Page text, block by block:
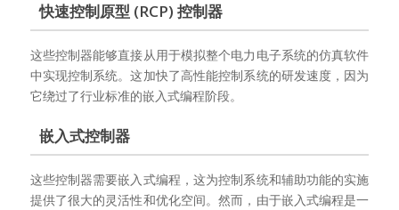
快速控制原型 (RCP) 控制器
这些控制器能够直接从用于模拟整个电力电子系统的仿真软件
中实现控制系统。这加快了高性能控制系统的研发速度，因为
它绕过了行业标准的嵌入式编程阶段。
嵌入式控制器
这些控制器需要嵌入式编程，这为控制系统和辅助功能的实施
提供了很大的灵活性和优化空间。然而，由于嵌入式编程是一